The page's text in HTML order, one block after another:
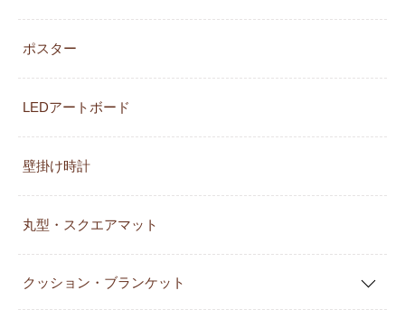
ポスター
LEDアートボード
壁掛け時計
丸型・スクエアマット
クッション・ブランケット